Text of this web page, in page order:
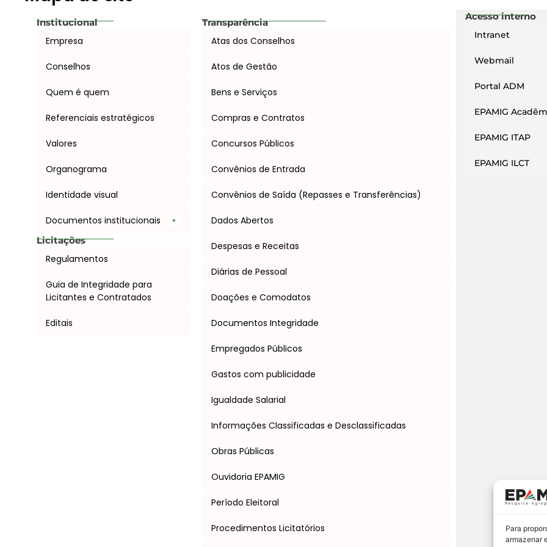
Para
armazenar
Institucional
Empresa
Conselhos
Quem é quem
Referenciais estratégicos
Valores
Organograma
Identidade visual
Documentos institucionais
Licitações
Regulamentos
Guia de Integridade para
Licitantes e Contratados
Editais
Transparência
Atas dos Conselhos
Atos de Gestão
Bens e Serviços
Compras e Contratos
Concursos Públicos
Convênios de Entrada
Convênios de Saída (Repasses e Transferências)
Dados Abertos
Despesas e Receitas
Diárias de Pessoal
Doações e Comodatos
Documentos Integridade
Empregados Públicos
Gastos com publicidade
Igualdade Salarial
Informações Classificadas e Desclassificadas
Obras Públicas
Ouvidoria EPAMIG
Período Eleitoral
Procedimentos Licitatórios
Acesso interno
Intranet
Webmail
Portal ADM
EPAMIG
EPAMIG ITAP
EPAMIG ILCT